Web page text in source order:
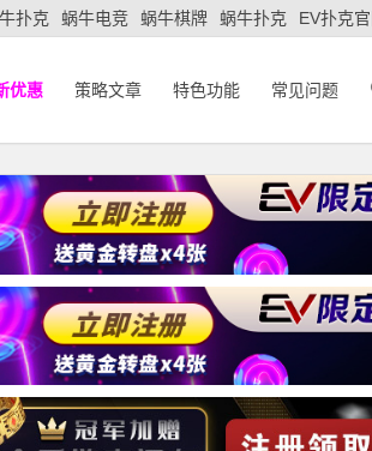
扑克 蜗牛电竞 蜗牛棋牌 蜗牛扑克 EV扑克
优惠 策略文章 特色功能 常见问题